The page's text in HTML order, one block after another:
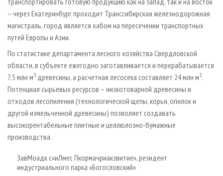
– через Екатеринбург проходит Транс­сибирская железнодорожная
магистраль, город является хабом на пересечении транспортных
путей Европы и Азии.
По статистике департамента лесного хозяйства Свердловской
области, в субъекте ежегодно заготавливается и перерабатывается
7,5 млн м3 древесины, а расчетная лесосека составляет 24 млн м3.
Потенциал сырьевых ресурсов – низкотоварной древесины и
отходов лесопиления (технологической щепы, корья, опилок и
другой измельченной древесины) позволяет создавать
высокорентабельные плитные и целлюлозно-бумажные
производства.
ЗавМоадк с«иЛмес Пкормачриакзвитие», резидент
индустриального парка «Богословский»